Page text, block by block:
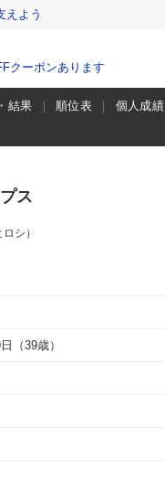
えよう
クーポンあります
結果 順位表 個人成績
ス
シ）
（39歳）